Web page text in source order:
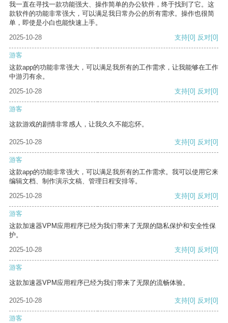
我一直在寻找一款功能强大、操作简单的办公软件，终于找到了它。这
款软件的功能非常强大，可以满足我日常办公的所有需求。操作也很简
单，即使是小白也能快速上手。
2025-10-28
支持[0] 反对[0]
游客
这款app的功能非常强大，可以满足我所有的工作需求，让我能够在工作
中游刃有余。
2025-10-28
支持[0] 反对[0]
游客
这款游戏的剧情非常感人，让我久久不能忘怀。
2025-10-28 支持[0] 反对[0]
游客
这款app的功能非常强大，可以满足我所有的工作需求。我可以使用它来
编辑文档、制作演示文稿、管理日程安排等。
2025-10-28
支持[0] 反对[0]
游客
这款加速器VPM应用程序已经为我们带来了无限的隐私保护和安全性保
护。
2025-10-28
支持[0] 反对[0]
游客
这款加速器VPM应用程序已经为我们带来了无限的流畅体验。
2025-10-28 支持[0] 反对[0]
游客